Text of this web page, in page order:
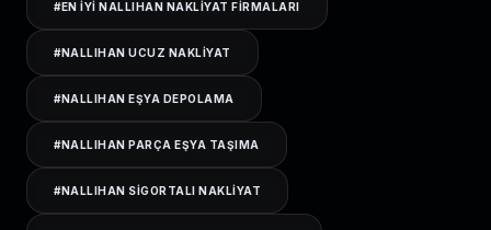
#EN IYI NALLIHAN NAKLIYAT FIRMALARI
#NALLIHAN UCUZ NAKLIYAT
#NALLIHAN EŞYA DEPOLAMA
#NALLIHAN PARÇA EŞYA TAŞIMA
#NALLIHAN SIGORTALI NAKLIYAT